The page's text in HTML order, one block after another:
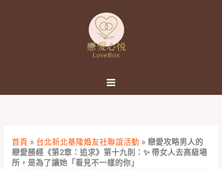
首頁 » 台北新北基隆婚友社聯誼活動 » 戀愛攻略男人的
戀愛勝經《第2章：追求》第十九則：✨ 帶女人去高級場
所，是為了讓她「看見不一樣的你」